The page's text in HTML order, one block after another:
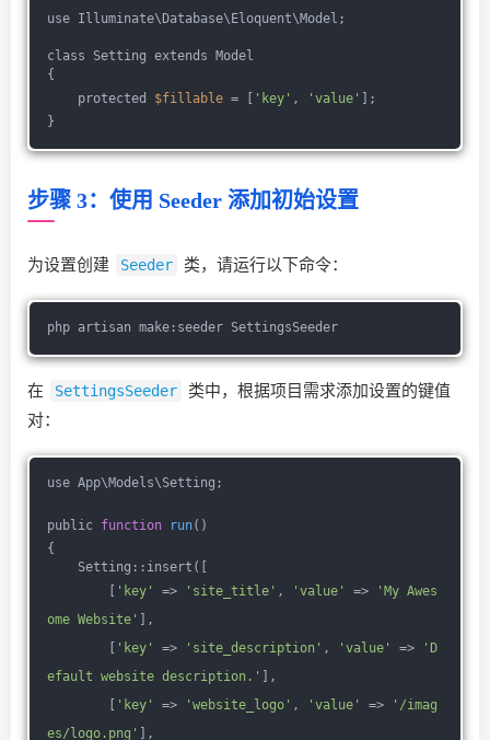
use Illuminate\Database\Eloquent\Model;
class Setting extends Model
{
protected $fillable = [ 'key' , 'value' ];
}
步骤 3：使用 Seeder 添加初始设置
为设置创建 Seeder 类，请运行以下命令：
php artisan make:seeder SettingsSeeder
在 SettingsSeeder
类中，根据项目需求添加设置的键值
对：
use App\Models\Setting;
public function run()
{
Setting::insert([
[ 'key' => 'site_title' , 'value' =>
'My Awes
ome Website' ],
[ 'key' => 'site_description' , 'value' =>
'D
efault website description.' ],
[ 'key' => 'website_logo' , 'value' =>
'/imag
es/logo.png' ],